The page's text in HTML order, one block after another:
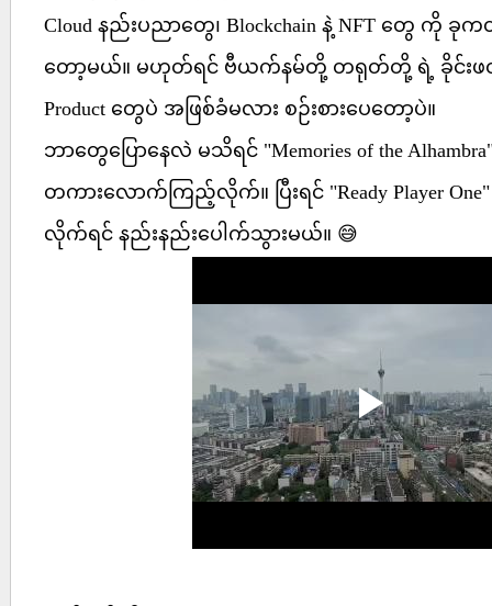
Cloud နည်းပညာတွေ၊ Blockchain နဲ့ NFT တွေ ကို
တော့မယ်။ မဟုတ်ရင် ဗီယက်နမ်တို့ တရုတ်တို့ ရဲ့ ခိုင်းဖ
Product တွေပဲ အဖြစ်ခံမလား စဉ်းစားပေတော့ပဲ။
ဘာတွေပြောနေလဲ မသိရင် "Memories of the
တကားလောက်ကြည့်လိုက်။ ပြီးရင် "Ready Player
လိုက်ရင် နည်းနည်းပေါက်သွားမယ်။ 😅